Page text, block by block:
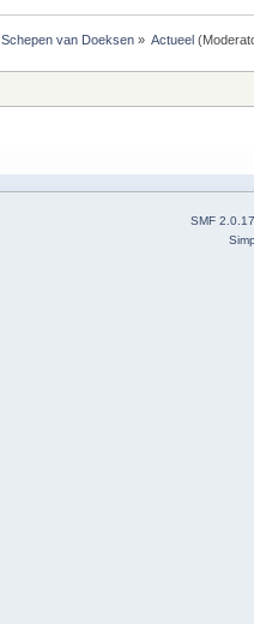
Schepen van Doeksen» Actueel
SMF 2.0.17